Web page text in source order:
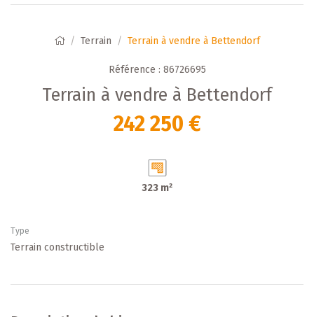
Terrain Terrain à vendre à Bettendorf
Référence : 86726695
Terrain à vendre à Bettendorf
242 250 €
323 m²
Type
Terrain constructible